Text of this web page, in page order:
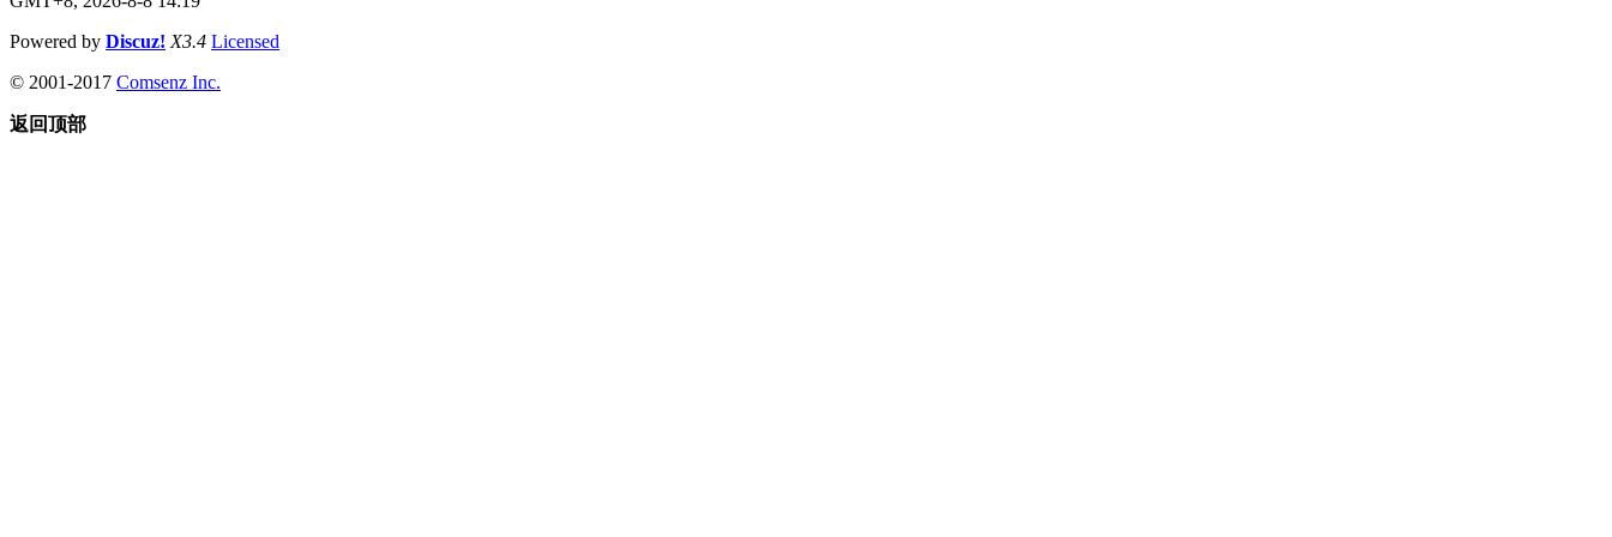
Powered by Discuz! X3.4 Licensed
© 2001-2017 Comsenz Inc.
返回顶部